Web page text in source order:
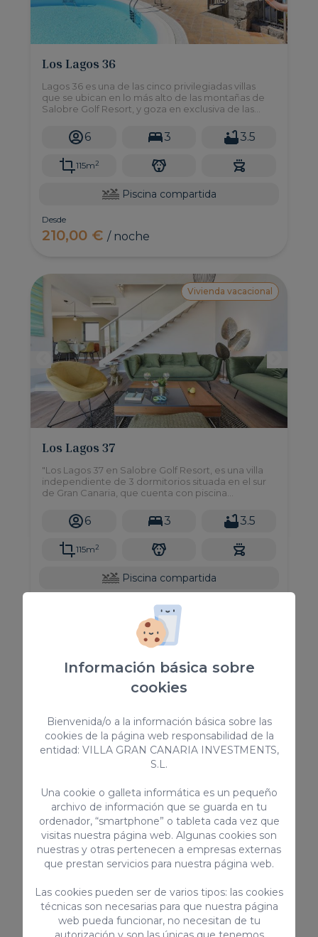
Los Lagos 36
Lagos 36 es una de las cinco privilegiadas villas
que se ubican en lo más alto de las montañas de
Salobre Golf Resort, y goza en exclusiva de las
piscina comunitaria.
6 3 3.5
115m2
Piscina compartida
Desde
210,00 €/ noche
Vivienda vacacional
Los Lagos 37
"Los Lagos 37 en Salobre Golf Resort, es una villa
independiente de 3 dormitorios situada en el sur
de Gran Canaria, que cuenta con piscina
comodidades para hacer de su estancia unas
vacaciones perfectas.
6 3 3.5
115m2
Piscina compartida
/ noche
Vivienda vacacional
Los Lagos 40
Villa Los Lagos 40 está ubicada en el Salobre Golf
resort al sur de Gran Canaria. Cuenta con 3
acceso a piscina compartida.
6 3 3.5
115m
Información básica sobre
cookies
Bienvenida/o a la información básica sobre las
cookies de la página web responsabilidad de la
entidad: VILLA GRAN CANARIA INVESTMENTS,
S.L.
Una cookie o galleta informática es un pequeño
archivo de información que se guarda en tu
ordenador, “smartphone” o tableta cada vez que
visitas nuestra página web. Algunas cookies son
nuestras y otras pertenecen a empresas externas
que prestan servicios para nuestra página web.
Las cookies pueden ser de varios tipos: las cookies
técnicas son necesarias para que nuestra página
web pueda funcionar, no necesitan de tu